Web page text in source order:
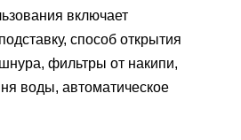
включает
способ открытия
фильтры от накипи,
воды, автоматическое